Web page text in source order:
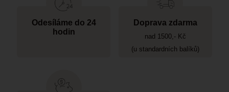
Odesíláme do 24
hodin
Doprava zdarma
nad 1500,- Kč
(u standardních balíků)